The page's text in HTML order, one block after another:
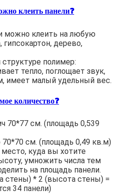
клеить панели❓
можно клеить на любую
гипсокартон, дерево,
полимер:
тепло, поглощает звук,
имеет малый удельный вес.
количество❓
70*77 см. (площадь 0,539
(площадь 0,49 кв.м)
куда вы хотите
умножить числа тем
на площадь панели.
стены) * 2 (высота стены) =
34 панели)